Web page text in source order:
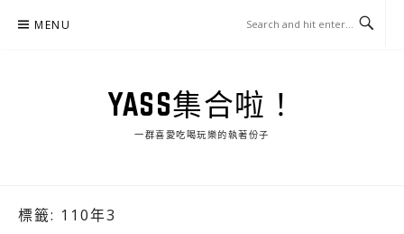
MENU
YASS集合啦！
一群喜愛吃喝玩樂的執著份子
標籤: 110年3